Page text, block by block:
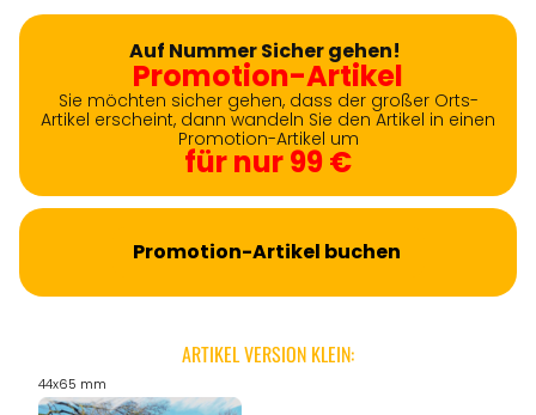
Auf Nummer Sicher gehen!
Promotion-Artikel
Sie möchten sicher gehen, dass der großer Orts-
Artikel erscheint, dann wandeln Sie den Artikel in einen
Promotion-Artikel um
für nur 99 €
Promotion-Artikel buchen
ARTIKEL VERSION KLEIN:
44x65 mm